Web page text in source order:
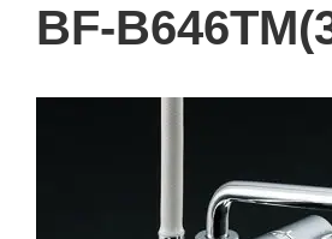
BF-